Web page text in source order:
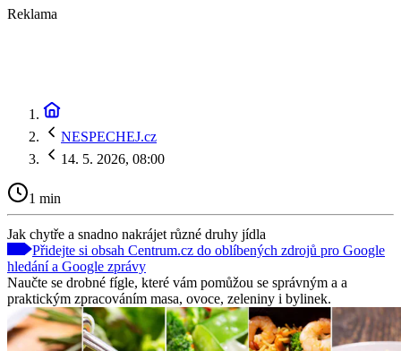
Reklama
NESPECHEJ.cz
14. 5. 2026, 08:00
1 min
Jak chytře a snadno nakrájet různé druhy jídla
Přidejte si obsah Centrum.cz do oblíbených zdrojů pro Google
hledání a Google zprávy
Naučte se drobné fígle, které vám pomůžou se správným a a
praktickým zpracováním masa, ovoce, zeleniny i bylinek.